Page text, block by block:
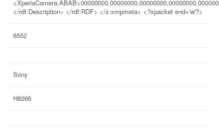
</rdf:Description> </rdf:RDF> </x:xmpmeta> <?xpacket end='w'?>
6552
Sony
H8266